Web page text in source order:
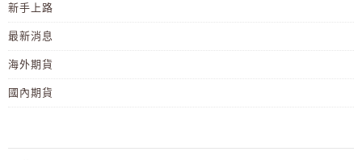
新手上路
最新消息
海外期貨
國內期貨